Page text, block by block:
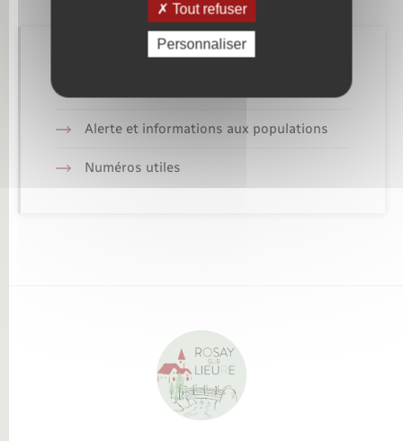
Retrouvez aussi
Alerte et informations aux populations
Numéros utiles
Tout refuser
Personnaliser